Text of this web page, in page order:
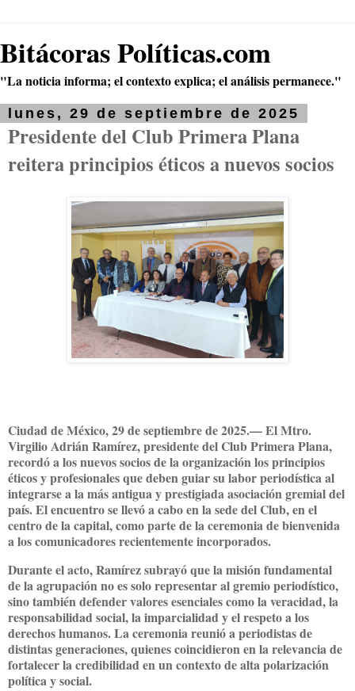
Bitácoras Políticas.com
"La noticia informa; el contexto explica; el análisis permanece."
lunes, 29 de septiembre de 2025
Presidente del Club Primera Plana
reitera principios éticos a nuevos socios
Ciudad de México, 29 de septiembre de 2025.— El Mtro.
Virgilio Adrián Ramírez, presidente del Club Primera Plana,
recordó a los nuevos socios de la organización los principios
éticos y profesionales que deben guiar su labor periodística al
integrarse a la más antigua y prestigiada asociación gremial del
país. El encuentro se llevó a cabo en la sede del Club, en el
centro de la capital, como parte de la ceremonia de bienvenida
a los comunicadores recientemente incorporados.
Durante el acto, Ramírez subrayó que la misión fundamental
de la agrupación no es solo representar al gremio periodístico,
sino también defender valores esenciales como la veracidad, la
responsabilidad social, la imparcialidad y el respeto a los
derechos humanos. La ceremonia reunió a periodistas de
distintas generaciones, quienes coincidieron en la relevancia de
fortalecer la credibilidad en un contexto de alta polarización
política y social.